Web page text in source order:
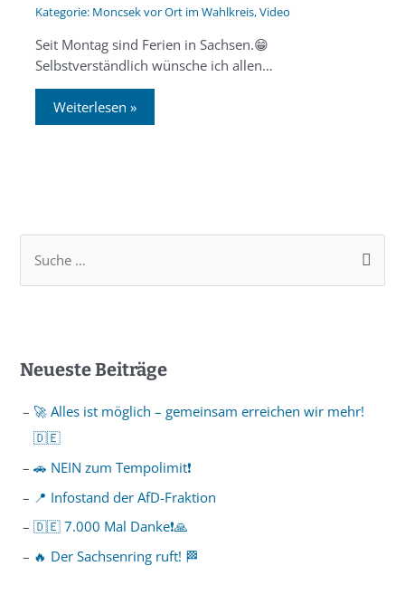
Moncsek vor Ort im Wahlkreis,Video
Seit Montag sind Ferien in Sachsen.😁
Selbstverständlich wünsche ich allen…
Weiterlesen »
Neueste Beiträge
🚀 Alles ist möglich – gemeinsam erreichen wir mehr!
🇩🇪
🚗 NEIN zum Tempolimit❗️
📍 Infostand der AfD-Fraktion
🇩🇪 7.000 Mal Danke❗️🙏
🔥 Der Sachsenring ruft! 🏁